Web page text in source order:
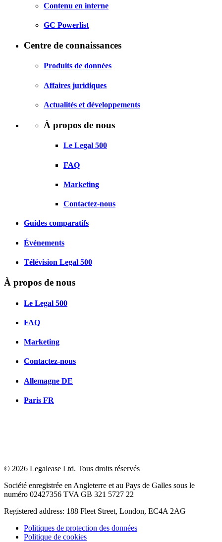
Contenu en interne
GC Powerlist
Centre de connaissances
Produits de données
Affaires juridiques
Actualités et développements
À propos de nous
Le Legal 500
FAQ
Marketing
Contactez-nous
Guides comparatifs
Événements
Télévision Legal 500
À propos de nous
Le Legal 500
FAQ
Marketing
Contactez-nous
Allemagne DE
Paris FR
© 2026 Legalease Ltd. Tous droits réservés
Société enregistrée en Angleterre et au Pays de Galles sous le
numéro 02427356 TVA GB 321 5727 22
Registered address: 188 Fleet Street, London, EC4A 2AG
Politiques de protection des données
Politique de cookies